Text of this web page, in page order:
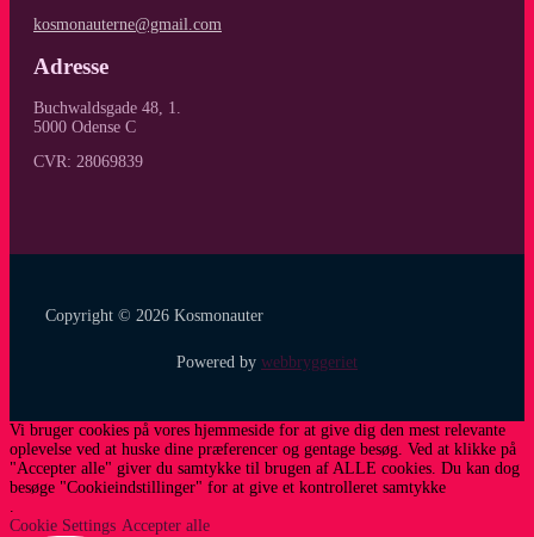
kosmonauterne@gmail.com
Adresse
Buchwaldsgade 48, 1.
5000 Odense C
CVR: 28069839
Copyright © 2026 Kosmonauter
Powered by webbryggeriet
Vi bruger cookies på vores hjemmeside for at give dig den mest relevante
oplevelse ved at huske dine præferencer og gentage besøg. Ved at klikke på
"Accepter alle" giver du samtykke til brugen af ​​ALLE cookies. Du kan dog
besøge "Cookieindstillinger" for at give et kontrolleret samtykke
.
Cookie Settings Accepter alle